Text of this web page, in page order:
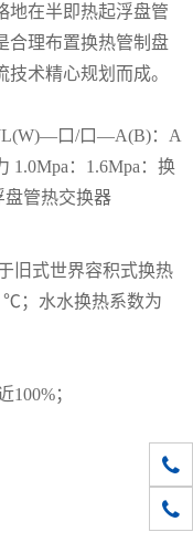
地在半即热起浮盘管
合理布置换热管制盘
术精心规划而成。
口/口—A(B)：A
1.0Mpa：1.6Mpa：换
盘管热交换器
旧式世界容积式换热
℃；水水换热系数为
；